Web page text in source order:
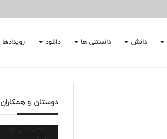
دانش دانستنی ها دانلود رویدادها
دوستان و همکاران
شرکت دانش آرا